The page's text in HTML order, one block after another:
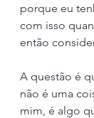
porque eu
com isso
então
A questão é
não é uma
mim, é algo